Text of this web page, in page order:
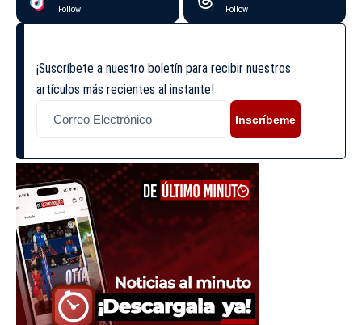
Follow Follow
¡Suscríbete a nuestro boletín para recibir nuestros
artículos más recientes al instante!
Inscríbeme